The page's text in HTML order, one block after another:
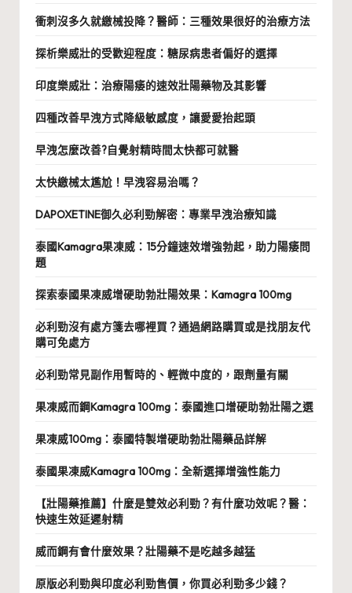
衝刺沒多久就繳械投降？醫師：三種效果很好的治療方法
探析樂威壯的受歡迎程度：糖尿病患者偏好的選擇
印度樂威壯：治療陽痿的速效壯陽藥物及其影響
四種改善早洩方式降級敏感度，讓愛愛抬起頭
早洩怎麼改善?自覺射精時間太快都可就醫
太快繳械太尷尬！早洩容易治嗎？
DAPOXETINE御久必利勁解密：專業早洩治療知識
泰國Kamagra果凍威：15分鐘速效增強勃起，助力陽痿問
題
探索泰國果凍威增硬助勃壯陽效果：Kamagra 100mg
必利勁沒有處方箋去哪裡買？通過網路購買或是找朋友代
購可免處方
必利勁常見副作用暫時的、輕微中度的，跟劑量有關
果凍威而鋼Kamagra 100mg：泰國進口增硬助勃壯陽之選
果凍威100mg：泰國特製增硬助勃壯陽藥品詳解
泰國果凍威Kamagra 100mg：全新選擇增強性能力
【壯陽藥推薦】什麼是雙效必利勁？有什麼功效呢？醫：
快速生效延遲射精
威而鋼有會什麼效果？壯陽藥不是吃越多越猛
原版必利勁與印度必利勁售價，你買必利勁多少錢？